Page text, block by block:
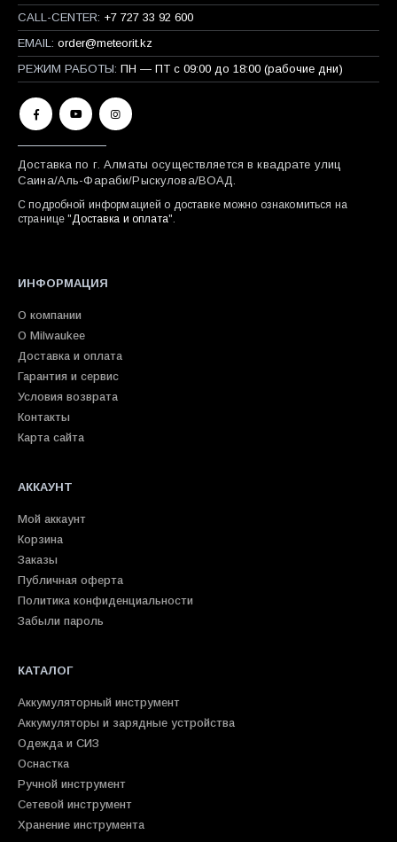
CALL-CENTER: +7 727 33 92 600
EMAIL: order@meteorit.kz
РЕЖИМ РАБОТЫ: ПН — ПТ с 09:00 до 18:00 (рабочие дни)
Доставка по г. Алматы осуществляется в квадрате улиц
Саина/Аль-Фараби/Рыскулова/ВОАД.
С подробной информацией о доставке можно ознакомиться на
странице "Доставка и оплата".
ИНФОРМАЦИЯ
О компании
О Milwaukee
Доставка и оплата
Гарантия и сервис
Условия возврата
Контакты
Карта сайта
АККАУНТ
Мой аккаунт
Корзина
Заказы
Публичная оферта
Политика конфиденциальности
Забыли пароль
КАТАЛОГ
Аккумуляторный инструмент
Аккумуляторы и зарядные устройства
Одежда и СИЗ
Оснастка
Ручной инструмент
Сетевой инструмент
Хранение инструмента